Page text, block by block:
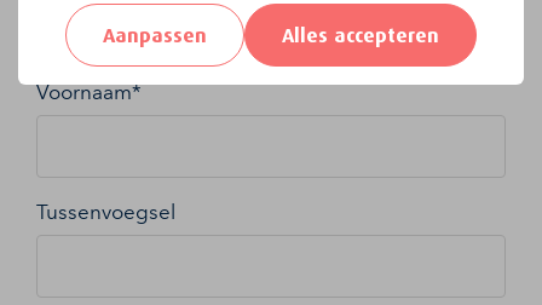
Aanpassen Alles accepteren
Aanhef: Heer Mevrouw Anders
Voornaam*
Tussenvoegsel